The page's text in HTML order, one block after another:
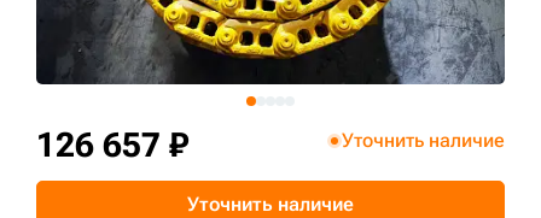
126 657 ₽ Уточнить наличие
Уточнить наличие
+7 (499) 394-50-93